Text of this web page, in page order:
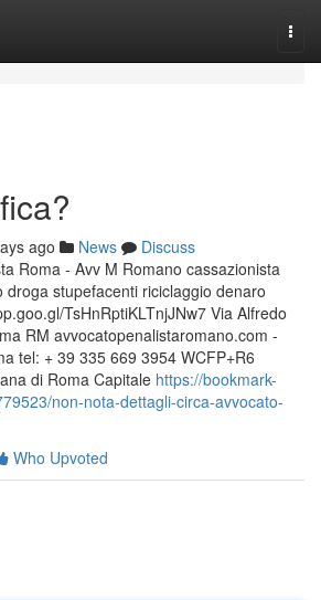
ago News
Discuss
Roma - Avv M Romano cassazionista
droga stupefacenti riciclaggio denaro
TsHnRptiKLTnjJNw7 Via Alfredo
RM avvocatopenalistaromano.com -
tel: + 39 335 669 3954 WCFP+R6
di Roma Capitale https://bookmark-
non-nota-dettagli-circa-avvocato-
Who Upvoted